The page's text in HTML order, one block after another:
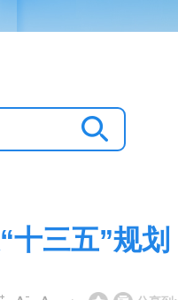
十三五”规划